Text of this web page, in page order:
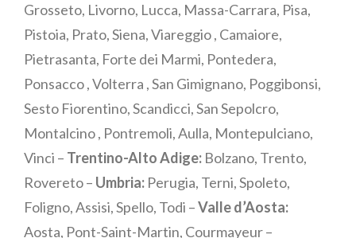
Grosseto, Livorno, Lucca, Massa-Carrara, Pisa,
Pistoia, Prato, Siena, Viareggio , Camaiore,
Pietrasanta, Forte dei Marmi, Pontedera,
Ponsacco , Volterra , San Gimignano, Poggibonsi,
Sesto Fiorentino, Scandicci, San Sepolcro,
Montalcino , Pontremoli, Aulla, Montepulciano,
Vinci – Trentino-Alto Adige: Bolzano, Trento,
Rovereto – Umbria: Perugia, Terni, Spoleto,
Foligno, Assisi, Spello, Todi –Valle d’Aosta:
Aosta, Pont-Saint-Martin, Courmayeur –